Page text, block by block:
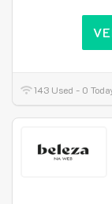
143 Used - 0